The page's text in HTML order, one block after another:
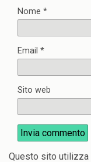
Nome *
Email *
Sito web
Questo sito utilizza